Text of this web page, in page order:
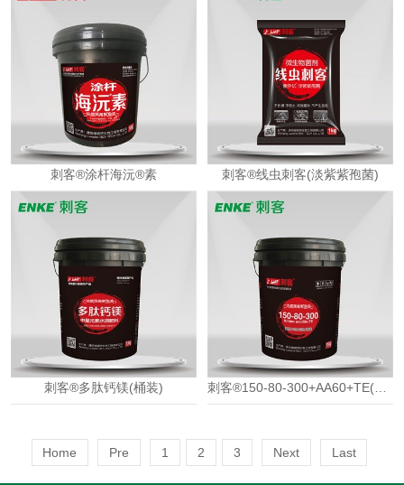
刺客®涂杆海沅®素 刺客®线虫刺客(淡紫紫孢菌)
刺客®多肽钙镁(桶装) 刺客®150-80-300+AA60+TE(桶装)
Home Pre 1 2 3 Next Last